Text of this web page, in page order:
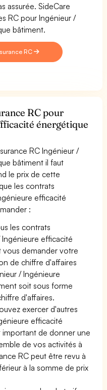
assurée. SideCare
RC pour Ingénieur /
bâtiment.
RC
RC pour
énergétique
RC Ingénieur /
bâtiment il faut
le prix de cette
les contrats
efficacité
:
les contrats
Ingénieure efficacité
demander votre
de chiffre d'affaires
/ Ingénieure
soit sous forme
d'affaires.
exercer d'autres
efficacité
de donner une
de vos activités à
RC peut être revu à
à la somme de prix